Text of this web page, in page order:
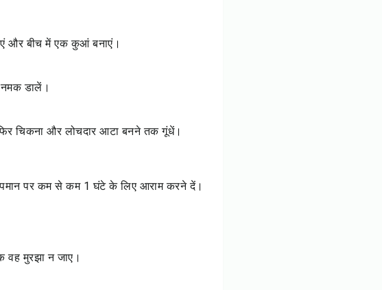
और बीच में एक कुआं बनाएं।
नमक डालें।
चिकना और लोचदार आटा बनने तक गूंधें।
पर कम से कम 1 घंटे के लिए आराम करने दें।
मुरझा न जाए।